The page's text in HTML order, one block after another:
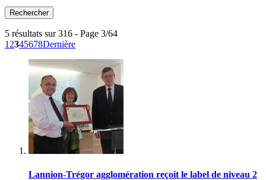
5 résultats sur 316 - Page 3/64
12345678Dernière
Lannion-Trégor agglomération reçoit le label de niveau 2